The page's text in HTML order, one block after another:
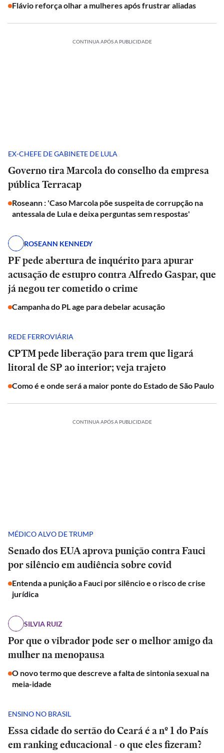
Flávio reforça olhar a mulheres após frustrar aliadas
CONTINUA APÓS A PUBLICIDADE
EX-CHEFE DE GABINETE DE LULA
Governo tira Marcola do conselho da empresa
pública Terracap
Roseann : 'Caso Marcola põe suspeita de corrupção na
antessala de Lula e deixa perguntas sem respostas'
ROSEANN KENNEDY
PF pede abertura de inquérito para apurar
acusação de estupro contra Alfredo Gaspar, que
já negou ter cometido o crime
Campanha do PL age para debelar acusação
REDE FERROVIÁRIA
CPTM pede liberação para trem que ligará
litoral de SP ao interior; veja trajeto
Como é e onde será a maior ponte do Estado de São Paulo
CONTINUA APÓS A PUBLICIDADE
MÉDICO ALVO DE TRUMP
Senado dos EUA aprova punição contra Fauci
por silêncio em audiência sobre covid
Entenda a punição a Fauci por silêncio e o risco de crise
jurídica
SILVIA RUIZ
Por que o vibrador pode ser o melhor amigo da
mulher na menopausa
O novo termo que descreve a falta de sintonia sexual na
meia-idade
ENSINO NO BRASIL
Essa cidade do sertão do Ceará é a nº 1 do País
em ranking educacional - o que eles fizeram?